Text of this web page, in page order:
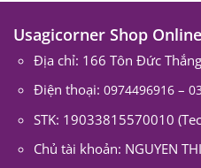
Usagicorner Shop Online
Địa chỉ: 166 Tôn Đức
Điện thoại: 0974496916 –
STK: 19033815570010
Chủ tài khoản: NGUYEN